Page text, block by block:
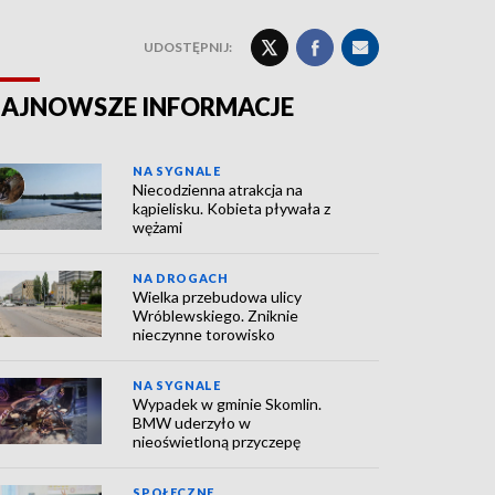
UDOSTĘPNIJ:
INFORMACJE
NA SYGNALE
Niecodzienna atrakcja na
kąpielisku. Kobieta pływała z
wężami
NA DROGACH
Wielka przebudowa ulicy
Wróblewskiego. Zniknie
nieczynne torowisko
NA SYGNALE
Wypadek w gminie Skomlin.
BMW uderzyło w
nieoświetloną przyczepę